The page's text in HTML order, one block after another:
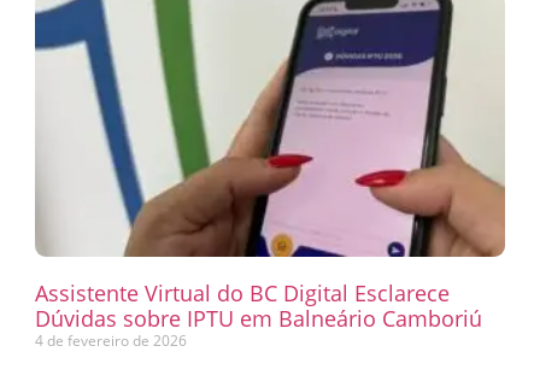
Assistente Virtual do BC Digital Esclarece
Dúvidas sobre IPTU em Balneário Camboriú
4 de fevereiro de 2026